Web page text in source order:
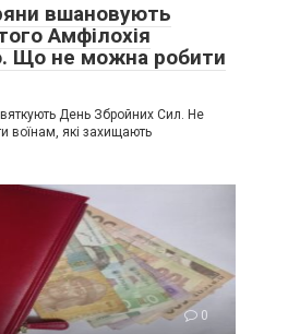
вшановують
Амфілохія
Що не можна робити
День Збройних Сил. Не
воїнам, які захищають
0